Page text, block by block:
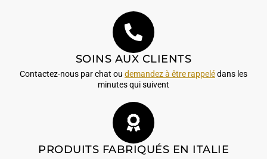
SOINS AUX CLIENTS
Contactez-nous par chat ou demandez à être rappelédans les
minutes qui suivent
PRODUITS FABRIQUÉS EN ITALIE